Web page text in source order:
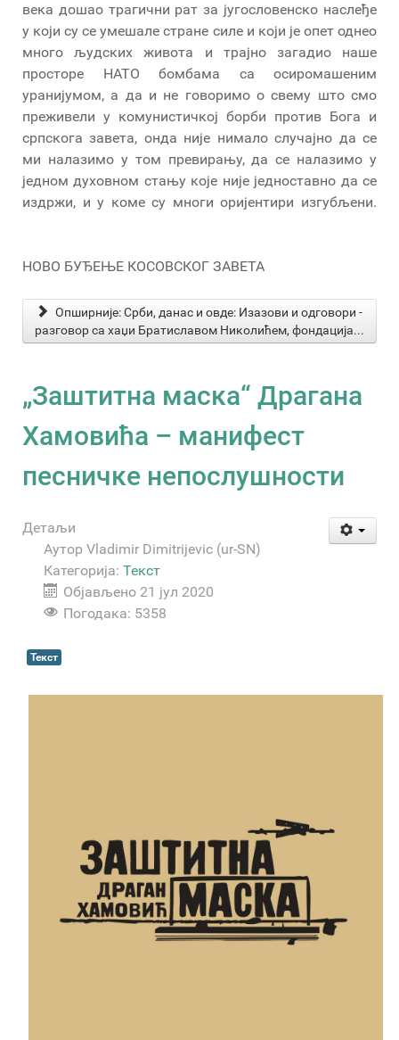
века дошао трагични рат за југословенско наслеђе
у који су се умешале стране силе и који је опет однео
много људских живота и трајно загадио наше
просторе НАТО бомбама са осиромашеним
уранијумом, а да и не говоримо о свему што смо
преживели у комунистичкој борби против Бога и
српскога завета, онда није нимало случајно да се
ми налазимо у том превирању, да се налазимо у
једном духовном стању које није једноставно да се
издржи, и у коме су многи оријентири изгубљени.
НОВО БУЂЕЊЕ КОСОВСКОГ ЗАВЕТА
Опширније: Срби, данас и овде: Изазови и одговори -
разговор са хаџи Братиславом Николићем, фондација...
„Заштитна маска“ Драгана
Хамовића – манифест
песничке непослушности
Детаљи
Аутор Vladimir Dimitrijevic (ur-SN)
Категорија: Текст
Објављено 21 јул 2020
Погодака: 5358
Текст